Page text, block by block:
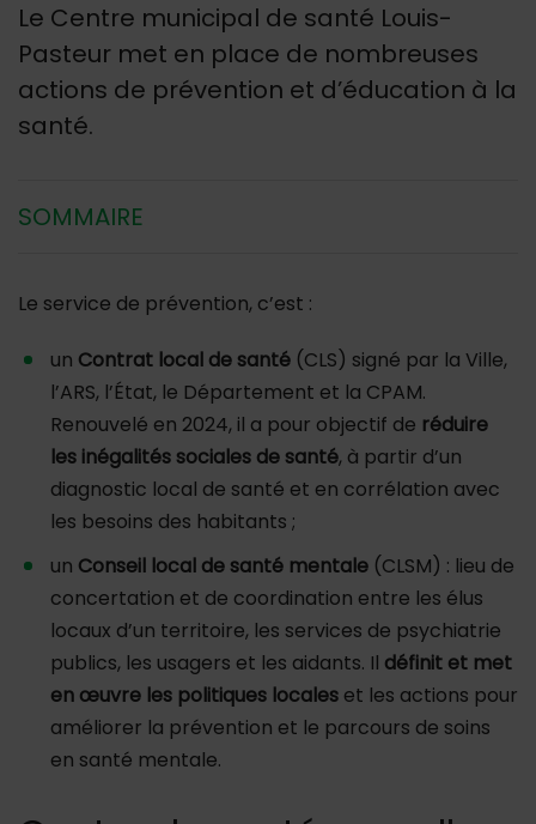
Le Centre municipal de santé Louis-
Pasteur met en place de nombreuses
actions de prévention et d’éducation à la
santé.
SOMMAIRE
Le service de prévention, c’est :
un Contrat local de santé (CLS) signé par la Ville,
l’ARS, l’État, le Département et la CPAM.
Renouvelé en 2024, il a pour objectif de réduire
les inégalités sociales de santé, à partir d’un
diagnostic local de santé et en corrélation avec
les besoins des habitants ;
un Conseil local de santé mentale (CLSM) : lieu de
concertation et de coordination entre les élus
locaux d’un territoire, les services de psychiatrie
publics, les usagers et les aidants. Il définit et met
en œuvre les politiques locales et les actions pour
améliorer la prévention et le parcours de soins
en santé mentale.